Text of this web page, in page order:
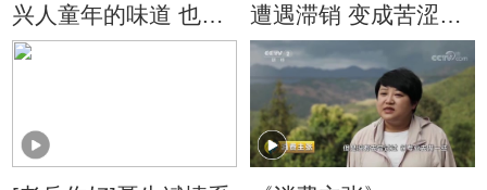
兴人童年的味道 也是
新春最甜蜜的美食
遭遇滞销 变成苦涩
的“伤心果”